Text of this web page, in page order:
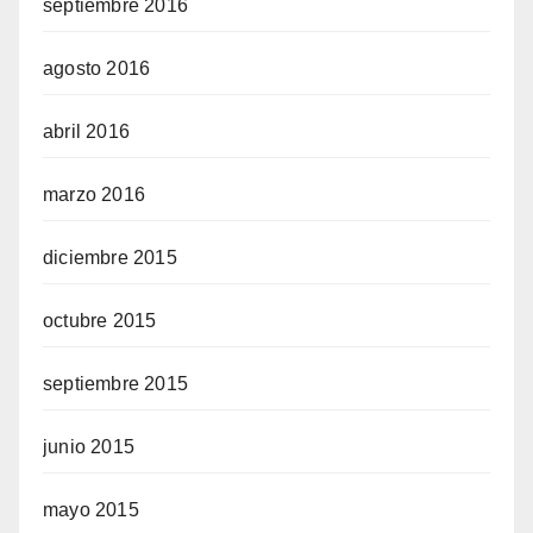
septiembre 2016
agosto 2016
abril 2016
marzo 2016
diciembre 2015
octubre 2015
septiembre 2015
junio 2015
mayo 2015